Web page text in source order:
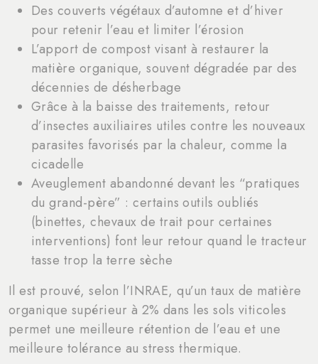
Des couverts végétaux d’automne et d’hiver
pour retenir l’eau et limiter l’érosion
L’apport de compost visant à restaurer la
matière organique, souvent dégradée par des
décennies de désherbage
Grâce à la baisse des traitements, retour
d’insectes auxiliaires utiles contre les nouveaux
parasites favorisés par la chaleur, comme la
cicadelle
Aveuglement abandonné devant les “pratiques
du grand-père” : certains outils oubliés
(binettes, chevaux de trait pour certaines
interventions) font leur retour quand le tracteur
tasse trop la terre sèche
Il est prouvé, selon l’INRAE, qu’un taux de matière
organique supérieur à 2% dans les sols viticoles
permet une meilleure rétention de l’eau et une
meilleure tolérance au stress thermique.